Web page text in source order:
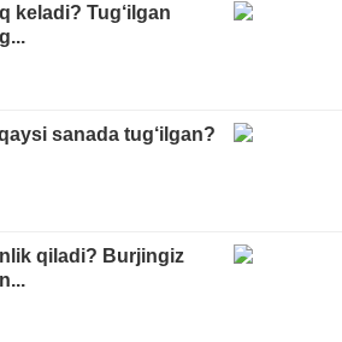
keladi? Tug‘ilgan
sanada tug‘ilgan?
qiladi? Burjingiz